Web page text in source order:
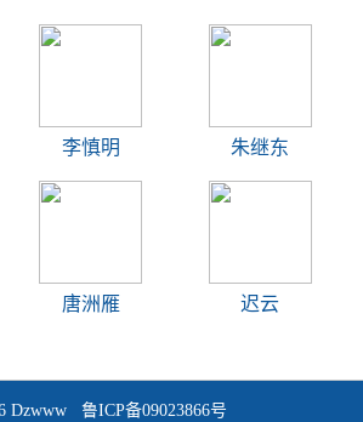
李慎明 朱继东
唐洲雁 迟云
Dzwww 鲁ICP备09023866号